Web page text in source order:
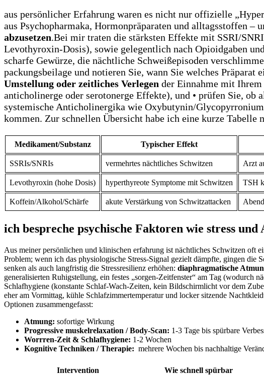
aus persönlicher⁣ Erfahrung waren es ⁤nicht nur offizielle
aus Psychopharmaka, Hormonpräparaten und ​alltagsstoffen –
abzusetzen.Bei mir traten die stärksten Effekte mit⁤ SSRI/
Levothyroxin‑Dosis), sowie gelegentlich nach Opioidgaben
scharfe ‌Gewürze, die nächtliche Schweißepisoden
packungsbeilage und ⁢notieren Sie, wann Sie welches
Umstellung oder zeitliches Verlegen der Einnahme mit Ihrem
anticholinerge oder‍ serotonerge Effekte), und • prüfen ‍Sie,
systemische Anticholinergika wie Oxybutynin/
kommen. Zur‍ schnellen Übersicht ‍habe​ ich eine kurze
Medikament/Substanz Typischer Effekt
SSRIs/SNRIs vermehrtes nächtliches Schwitzen Arzt
Levothyroxin (hohe Dosis) hyperthyreote Symptome mit ⁢Schwitzen TSH
Koffein/Alkohol/Schärfe akute Verstärkung ⁢von Schwitzattacken
ich bespreche psychische Faktoren wie​ stress
Aus meiner persönlichen und klinischen erfahrung⁣ ist nächtliches Schwitzen⁢ oft
Problem; wenn ich das physiologische Stress‑Signal ⁢gezielt dämpfte, ⁣gingen
senken als auch‌ langfristig die Stressresilienz erhöhen: diaphragmatische
⁢generalisierten Ruhigstellung, ein festes „sorgen‑Zeitfenster“ am Tag (wodurch‌
‍Schlafhygiene (konstante Schlaf‑Wach‑Zeiten, kein Bildschirmlicht vor dem
eher am Vormittag, kühle Schlafzimmertemperatur und locker ⁤sitzende
Optionen zusammengefasst:
Atmung: sofortige Wirkung
Progressive muskelrelaxation / Body‑Scan: 1-3 Tage bis spürbare
Worrren‑Zeit & Schlafhygiene: 1-2 Wochen
Kognitive Techniken / Therapie:
mehrere Wochen bis nachhaltige
Intervention Wie schnell‌ spürbar